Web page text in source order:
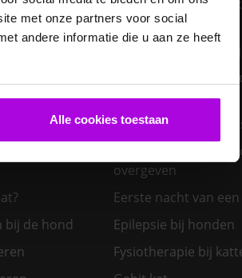
met onze partners voor social
andere informatie die u aan ze heeft
Alle cookies toestaan
Een diervriendelijke
hondenras past
Een insectenbeet
Een konijn in huis –
verzorging
Een nieuwe kat in
Een zieke hond:
overgeven
Eerste nacht van
bij de hond
Epilepsie bij honden
Fysiotherapie bij